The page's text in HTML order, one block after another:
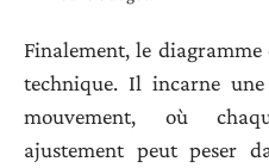
Finalement, le diagramme
technique. Il incarne
mouvement, où
ajustement peut peser